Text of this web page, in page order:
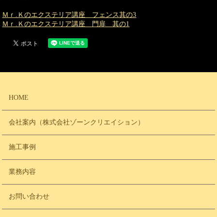
Ｍｒ.Ｋのエクステリア講座 フェンス其の3
Ｍｒ.Ｋのエクステリア講座 門扉 其の1
HOME
会社案内（株式会社ゾーンクリエイション）
施工事例
業務内容
お問い合わせ